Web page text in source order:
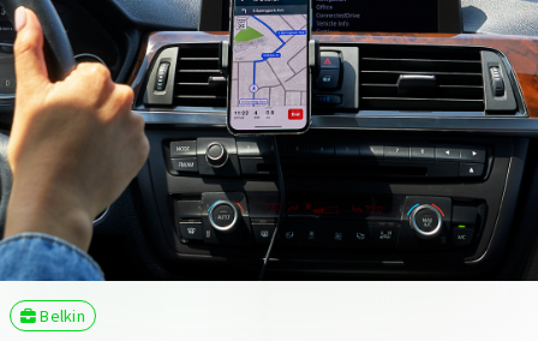
Belkin